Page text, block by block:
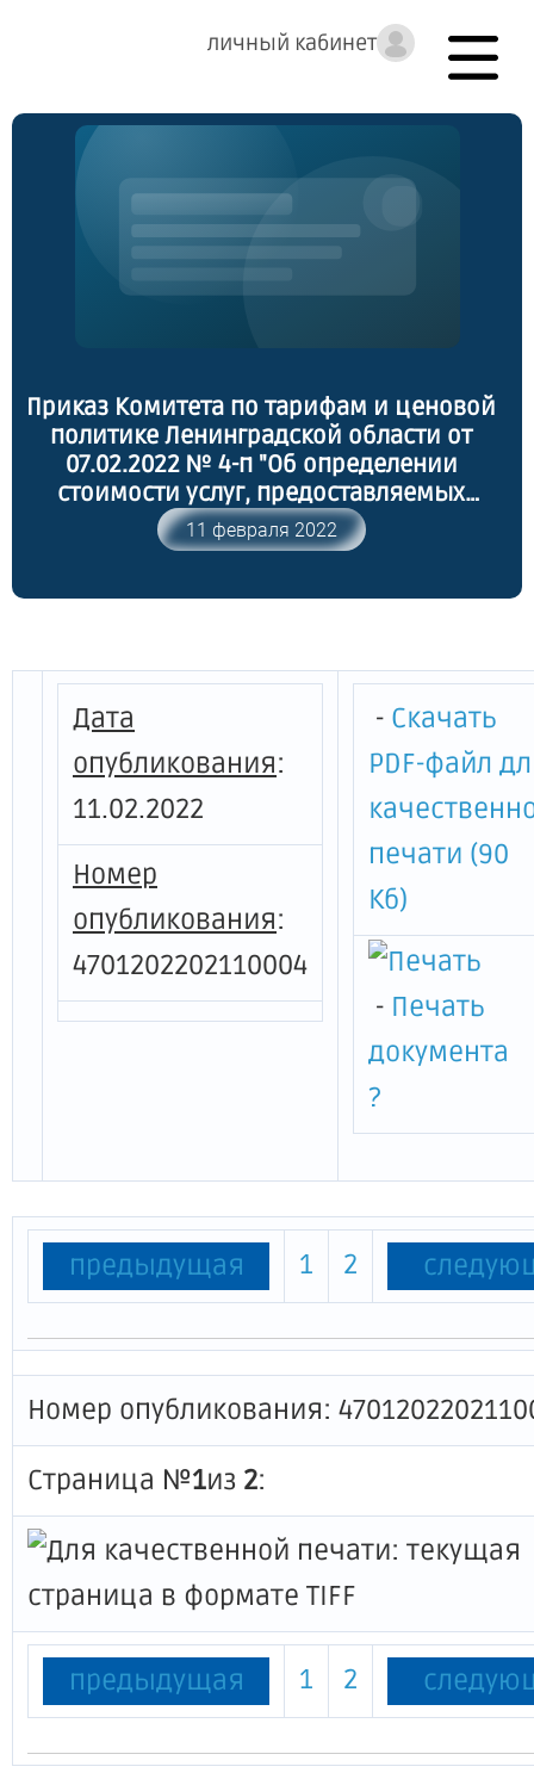
личный кабинет
Приказ Комитета по тарифам и ценовой
политике Ленинградской области от
07.02.2022 № 4-п "Об определении
стоимости услуг, предоставляемых
согласно гарантированному перечню
услуг по погребению, на территории
11 февраля 2022
Дата
опубликования:
11.02.2022
Номер
опубликования:
4701202202110004
- Скачать
PDF-файл
печати (90
Кб)
- Печать
документа
?
предыдущая 1 2
Номер опубликования:
Страница №1из 2:
предыдущая 1 2